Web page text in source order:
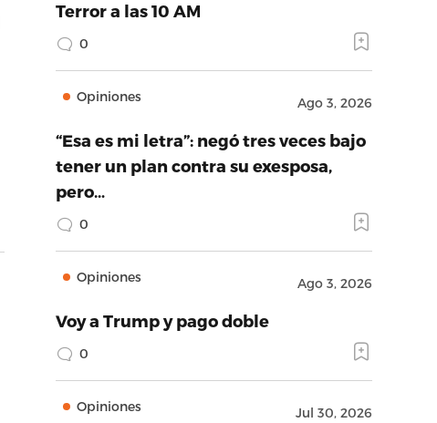
Terror a las 10 AM
0
Opiniones Ago 3, 2026
“Esa es mi letra”: negó tres veces bajo
tener un plan contra su exesposa,
pero…
0
Opiniones Ago 3, 2026
Voy a Trump y pago doble
0
Opiniones Jul 30, 2026